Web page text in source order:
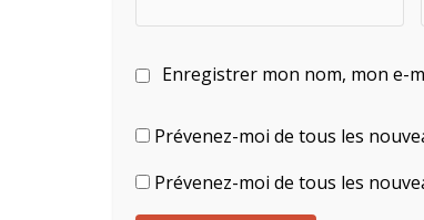
Enregistrer mon nom, mon e-
Prévenez-moi de tous les
Prévenez-moi de tous les